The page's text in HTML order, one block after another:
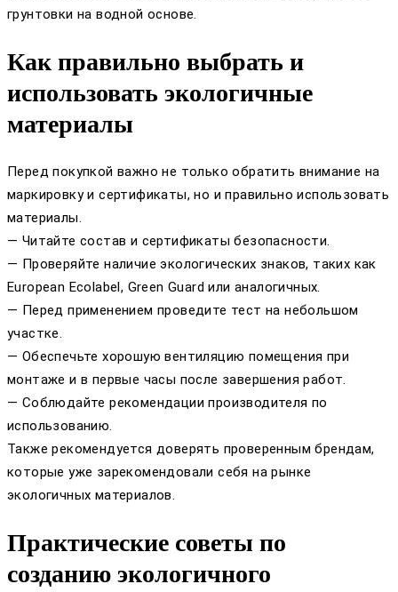
грунтовки на водной основе.
Как правильно выбрать и
использовать экологичные
материалы
Перед покупкой важно не только обратить внимание на
маркировку и сертификаты, но и правильно использовать
материалы.
— Читайте состав и сертификаты безопасности.
— Проверяйте наличие экологических знаков, таких как
European Ecolabel, Green Guard или аналогичных.
— Перед применением проведите тест на небольшом
участке.
— Обеспечьте хорошую вентиляцию помещения при
монтаже и в первые часы после завершения работ.
— Соблюдайте рекомендации производителя по
использованию.
Также рекомендуется доверять проверенным брендам,
которые уже зарекомендовали себя на рынке
экологичных материалов.
Практические советы по
созданию экологичного